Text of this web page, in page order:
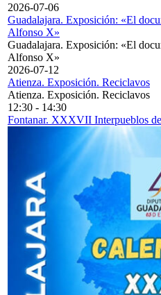
2026-07-06
Guadalajara. Exposición: «El
Alfonso X»
Guadalajara. Exposición: «El
Alfonso X»
2026-07-12
Atienza. Exposición. Reciclavos
Atienza. Exposición. Reciclavos
12:30 - 14:30
Fontanar. XXXVII Interpueblos